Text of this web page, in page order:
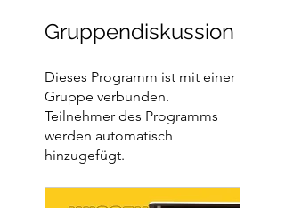
Gruppendiskussion
Dieses Programm ist mit einer
Gruppe verbunden.
Teilnehmer des Programms
werden automatisch
hinzugefügt.